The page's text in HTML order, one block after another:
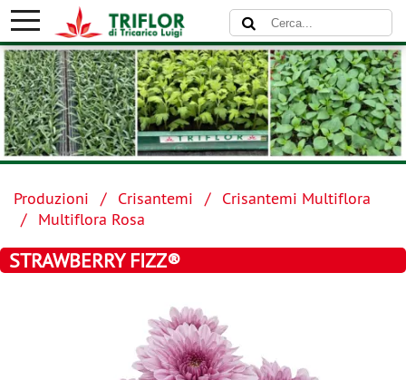
Produzioni Crisantemi
Crisantemi Multiflora
Multiflora Rosa
STRAWBERRY FIZZ®